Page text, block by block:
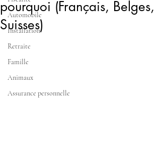
Automobile
Installation
Retraite
Famille
Animaux
Assurance personnelle
pourquoi (Français, Belges,
Suisses)